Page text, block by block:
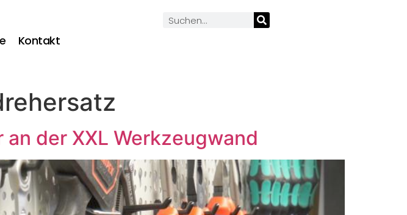
Kontakt
der XXL Werkzeugwand